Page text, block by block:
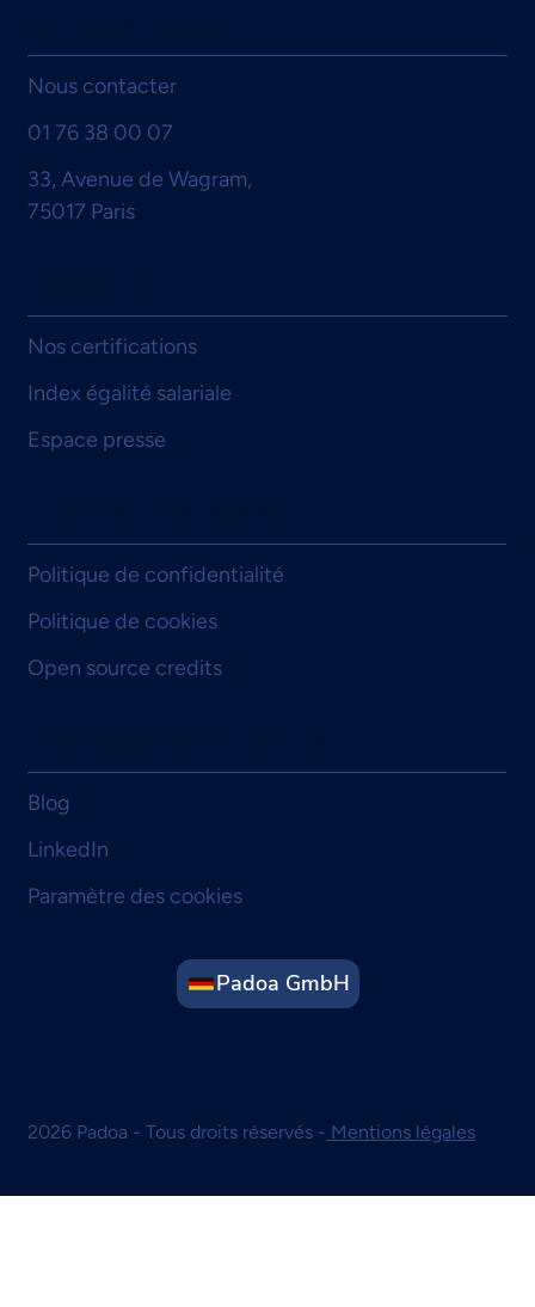
Nos outils statistiques
Nous contacter
01 76 38 00 07
33, Avenue de Wagram,
75017 Paris
Nos certifications
Index égalité salariale
Espace presse
Politique de confidentialité
Politique de cookies
Open source credits
Blog
LinkedIn
Paramètre des cookies
2026 Padoa - Tous droits réservés - Mentions légales
Padoa GmbH